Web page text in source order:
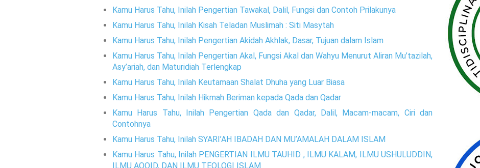
Kamu Harus Tahu, Inilah Pengertian Tawakal, Dalil, Fungsi dan Contoh Prilakunya
Kamu Harus Tahu, Inilah Kisah Teladan Muslimah : Siti Masytah
Kamu Harus Tahu, Inilah Pengertian Akidah Akhlak, Dasar, Tujuan dalam Islam
Kamu Harus Tahu, Inilah Pengertian Akal, Fungsi Akal dan Wahyu Menurut Aliran Mu’tazilah,
Asy’ariah, dan Maturidiah Terlengkap
Kamu Harus Tahu, Inilah Keutamaan Shalat Dhuha yang Luar Biasa
Kamu Harus Tahu, Inilah Hikmah Beriman kepada Qada dan Qadar
Kamu Harus Tahu, Inilah Pengertian Qada dan Qadar, Dalil, Macam-macam, Ciri dan
Contohnya
Kamu Harus Tahu, Inilah SYARI’AH IBADAH DAN MU’AMALAH DALAM ISLAM
Kamu Harus Tahu, Inilah PENGERTIAN ILMU TAUHID , ILMU KALAM, ILMU USHULUDDIN,
ILMU AQOID, DAN ILMU TEOLOGI ISLAM